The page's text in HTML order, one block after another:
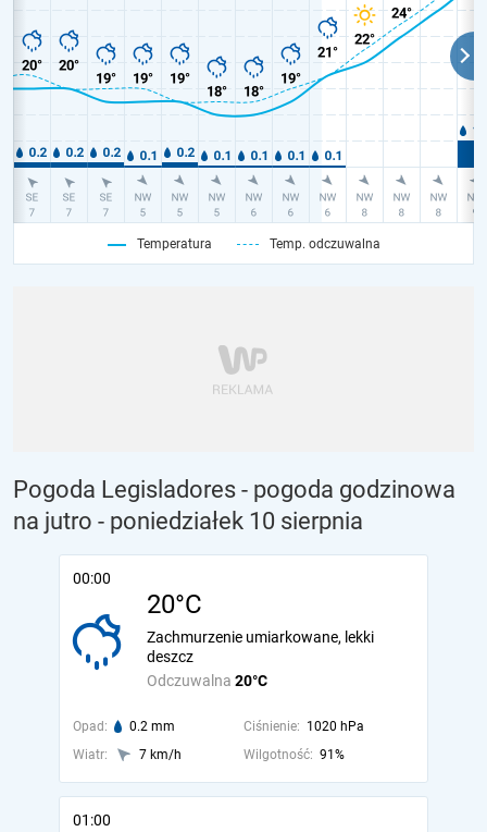
Temperatura Temp. odczuwalna
Pogoda Legisladores - pogoda godzinowa
na jutro - poniedziałek 10 sierpnia
00:00
20°C
Odczuwalna 20°C
Zachmurzenie umiarkowane, lekki
deszcz
Opad: 0.2 mm Ciśnienie: 1020 hPa
Wiatr:
7 km/h Wilgotność: 91%
01:00